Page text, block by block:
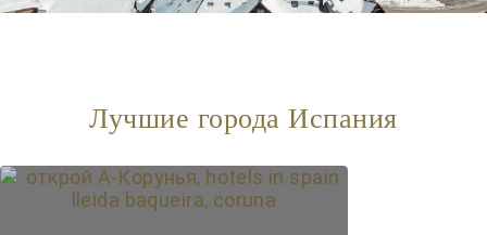
Лучшие города Испания